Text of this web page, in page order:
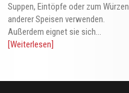
Suppen, Eintöpfe oder zum Würzen
anderer Speisen verwenden.
Außerdem eignet sie sich...
[Weiterlesen]